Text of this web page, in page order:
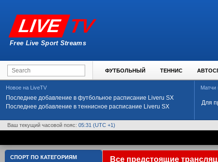
LIVE TV
Free Live Sport Streams
ФУТБОЛЬНЫЙ ТЕННИС
Новое на LiveTV
Последнее добавление в футбольное расписание Liveru SX
Последнее добавление в теннисное расписание Liveru SX
Матчи
Для
Ваш текущий часовой пояс: 05:31 (UTC +1)
СПОРТ ПО КАТЕГОРИЯМ Все предстоящие